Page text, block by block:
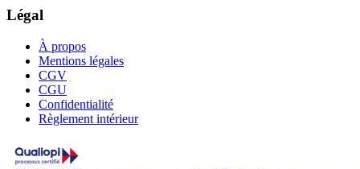
Légal
À propos
Mentions légales
CGV
CGU
Confidentialité
Règlement intérieur